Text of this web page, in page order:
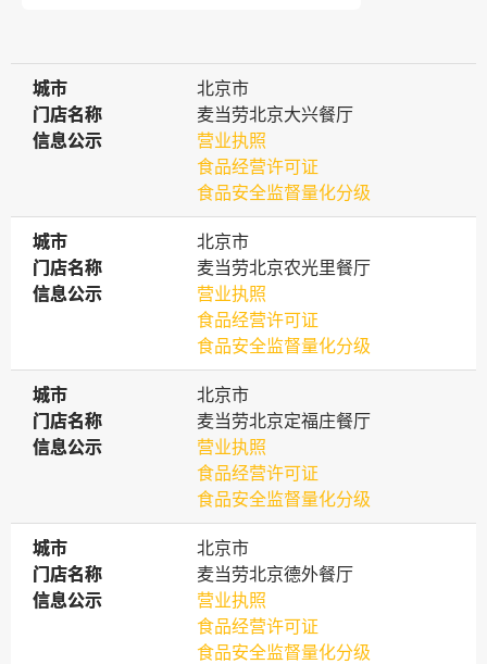
城市
城市
北京市
门店名称
门店名称
麦当劳北京大兴餐厅
信息公示
信息公示
营业执照
食品经营许可证
食品安全监督量化分级
城市
城市
北京市
门店名称
门店名称
麦当劳北京农光里餐厅
信息公示
信息公示
营业执照
食品经营许可证
食品安全监督量化分级
城市
城市
北京市
门店名称
门店名称
麦当劳北京定福庄餐厅
信息公示
信息公示
营业执照
食品经营许可证
食品安全监督量化分级
城市
城市
北京市
门店名称
门店名称
麦当劳北京德外餐厅
信息公示
信息公示
营业执照
食品经营许可证
食品安全监督量化分级